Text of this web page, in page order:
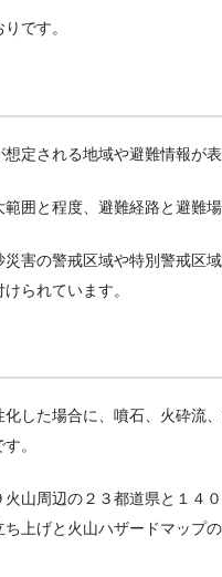
です。
定される地域や避難情報が
囲と程度、避難経路と避難
害の警戒区域や特別警戒区
られています。
した場合に、噴石、火砕流
。
山周辺の２３都道県と１４
上げと火山ハザードマップ